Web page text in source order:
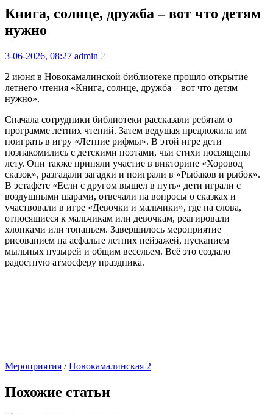
Книга, солнце, дружба – вот что детям
нужно
3-06-2026, 08:27 admin 2
2 июня в Новокамалинской библиотеке прошло открытие
летнего чтения «Книга, солнце, дружба – вот что детям
нужно».
Сначала сотрудники библиотеки рассказали ребятам о
программе летних чтений. Затем ведущая предложила им
поиграть в игру «Летние рифмы». В этой игре дети
познакомились с детскими поэтами, чьи стихи посвящены
лету. Они также приняли участие в викторине «Хоровод
сказок», разгадали загадки и поиграли в «Рыбаков и рыбок».
В эстафете «Если с другом вышел в путь» дети играли с
воздушными шарами, отвечали на вопросы о сказках и
участвовали в игре «Девочки и мальчики», где на слова,
относящиеся к мальчикам или девочкам, реагировали
хлопками или топаньем. Завершилось мероприятие
рисованием на асфальте летних пейзажей, пусканием
мыльных пузырей и общим весельем. Всё это создало
радостную атмосферу праздника.
Мероприятия /Новокамалинская 2
Похожие статьи